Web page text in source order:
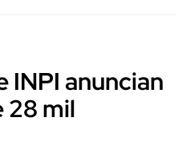
INPI anuncian
28 mil